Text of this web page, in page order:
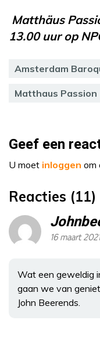
Matthäus
13.00 uur op
Amsterdam
Matthaus Passion
Geef een
U moet inloggen om
Reacties (11)
16 maart
Wat een geweldig
gaan we van
John Beerends.